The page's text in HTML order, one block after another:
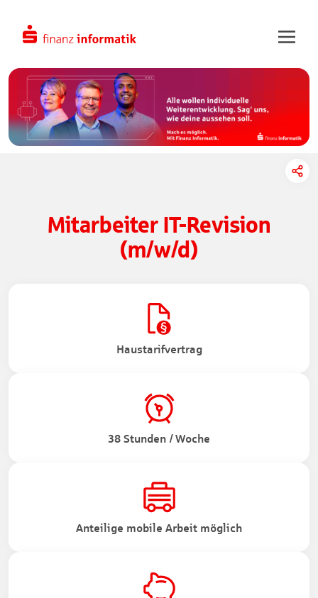
Mitarbeiter IT-Revision
(m/w/d)
Haustarifvertrag
38 Stunden / Woche
Anteilige mobile Arbeit möglich